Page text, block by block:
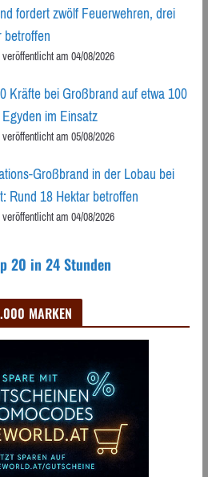
fordert zwölf Feuerwehren, drei
veröffentlicht am 04/08/2026
Kräfte bei Großbrand auf etwa 100
im Einsatz
veröffentlicht am 05/08/2026
Großbrand in der Lobau bei
Rund 18 Hektar betroffen
veröffentlicht am 04/08/2026
20 in 24 Stunden
MARKEN